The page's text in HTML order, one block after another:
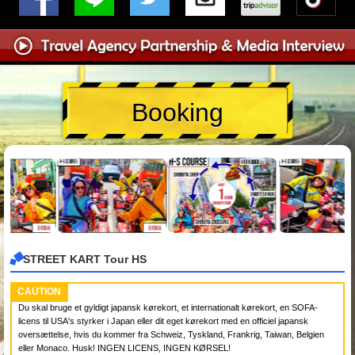
Booking
STREET KART Tour HS
CAUTION
Du skal bruge et gyldigt japansk kørekort, et internationalt kørekort, en SOFA-
licens til USA's styrker i Japan eller dit eget kørekort med en officiel japansk
oversættelse, hvis du kommer fra Schweiz, Tyskland, Frankrig, Taiwan, Belgien
eller Monaco. Husk! INGEN LICENS, INGEN KØRSEL!